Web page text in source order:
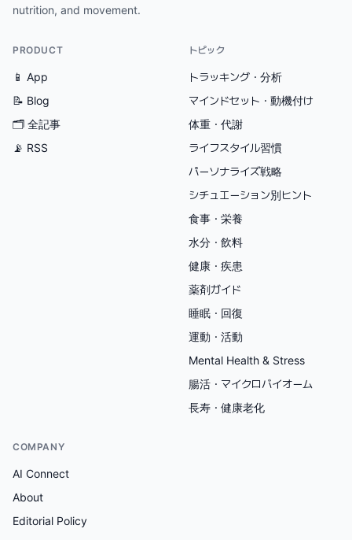
nutrition, and movement.
PRODUCT
📱 App
📝 Blog
🗂 全記事
📡 RSS
トピック
トラッキング・分析
マインドセット・動機付け
体重・代謝
ライフスタイル習慣
パーソナライズ戦略
シチュエーション別ヒント
食事・栄養
水分・飲料
健康・疾患
薬剤ガイド
睡眠・回復
運動・活動
Mental Health & Stress
腸活・マイクロバイオーム
長寿・健康老化
COMPANY
AI Connect
About
Editorial Policy